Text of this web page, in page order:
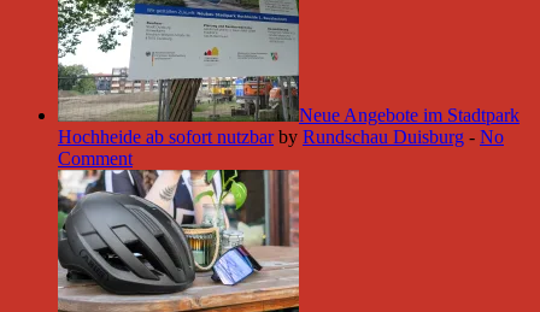
Neue Angebote im Stadtpark
Hochheide ab sofort nutzbar by Rundschau Duisburg - No
Comment